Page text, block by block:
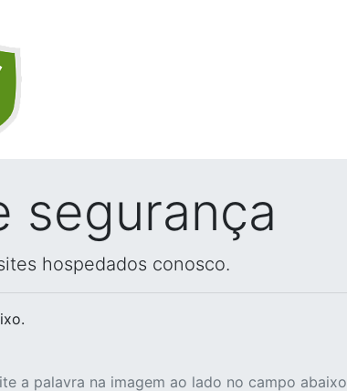
segurança
hospedados conosco.
a palavra na imagem ao lado no campo abaixo